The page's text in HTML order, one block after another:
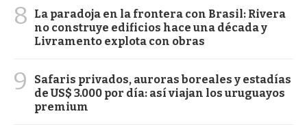
8
La paradoja en la frontera con Brasil: Rivera
no construye edificios hace una década y
Livramento explota con obras
9
Safaris privados, auroras boreales y estadías
de US$ 3.000 por día: así viajan los uruguayos
premium